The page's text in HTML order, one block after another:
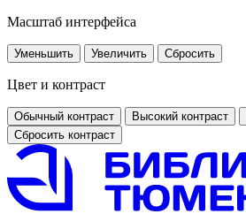
Масштаб интерфейса
Уменьшить Увеличить Сбросить
Цвет и контраст
Обычный контраст Высокий контраст
Сбросить контраст